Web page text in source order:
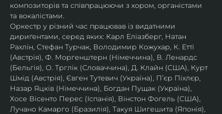
композиторів та співпрацюючи з хором, органістами
та вокалістами.
Оркестр у різний час працював із видатними
дириґентами, серед яких: Карл Еліазберг, Натан
Рахлін, Стефан Турчак, Володимир Кожухар, К. Етті
(Австрія), Ф. Моргенштерн (Німеччина), В. Ленардс
(Бельгія), О. Трглік (Словаччина), Д. Клайн (США), Курт
Шмід (Австрія), Євген Тутевич (Україна), П’єр Піхлєр,
Назар Яцків (Німеччина), Богдан Пущак (Україна),
Хосе Вісенто Перес (Іспанія), Вінстон Фогель (США),
Лучано Камарго (Бразилія), Такуя Шигешита (Японія),